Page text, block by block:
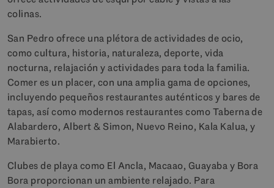
colinas.
San Pedro ofrece una plétora de actividades de ocio,
como cultura, historia, naturaleza, deporte, vida
nocturna, relajación y actividades para toda la familia.
Comer es un placer, con una amplia gama de opciones,
incluyendo pequeños restaurantes auténticos y bares de
tapas, así como modernos restaurantes como Taberna de
Alabardero, Albert & Simon, Nuevo Reino, Kala Kalua, y
Marabierto.
Clubes de playa como El Ancla, Macaao, Guayaba y Bora
Bora proporcionan un ambiente relajado. Para